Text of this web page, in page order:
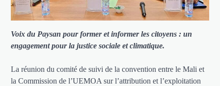
Voix du Paysan pour former et informer les citoyens : un
engagement pour la justice sociale et climatique.
La réunion du comité de suivi de la convention entre le Mali et
la Commission de l’UEMOA sur l’attribution et l’exploitation